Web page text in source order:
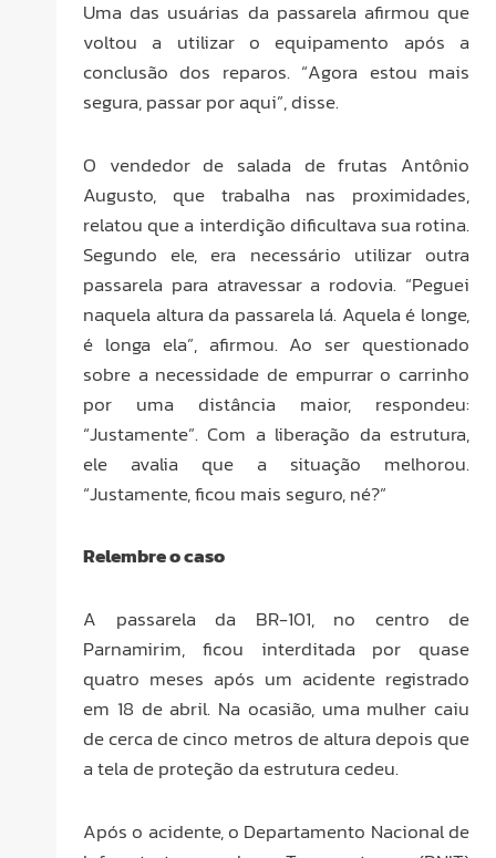
Uma das usuárias da passarela afirmou que
voltou a utilizar o equipamento após a
conclusão dos reparos. “Agora estou mais
segura, passar por aqui”, disse.
O vendedor de salada de frutas Antônio
Augusto, que trabalha nas proximidades,
relatou que a interdição dificultava sua rotina.
Segundo ele, era necessário utilizar outra
passarela para atravessar a rodovia. “Peguei
naquela altura da passarela lá. Aquela é longe,
é longa ela”, afirmou. Ao ser questionado
sobre a necessidade de empurrar o carrinho
por uma distância maior, respondeu:
“Justamente”. Com a liberação da estrutura,
ele avalia que a situação melhorou.
“Justamente, ficou mais seguro, né?”
Relembre o caso
A passarela da BR-101, no centro de
Parnamirim, ficou interditada por quase
quatro meses após um acidente registrado
em 18 de abril. Na ocasião, uma mulher caiu
de cerca de cinco metros de altura depois que
a tela de proteção da estrutura cedeu.
Após o acidente, o Departamento Nacional de